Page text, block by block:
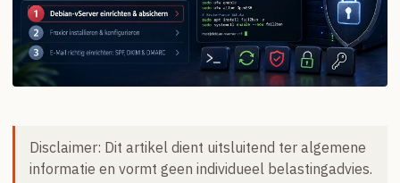
Disclaimer: Dit artikel dient uitsluitend ter algemene
informatie en vormt geen individueel belastingadvies.